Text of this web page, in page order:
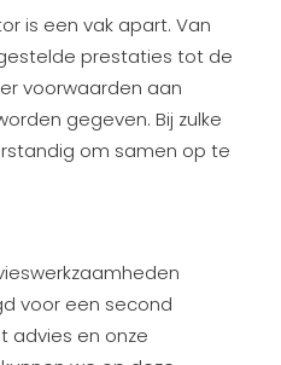
is een vak apart. Van
prestaties tot de
voorwaarden aan
gegeven. Bij zulke
om samen op te
voor een second
advies en onze